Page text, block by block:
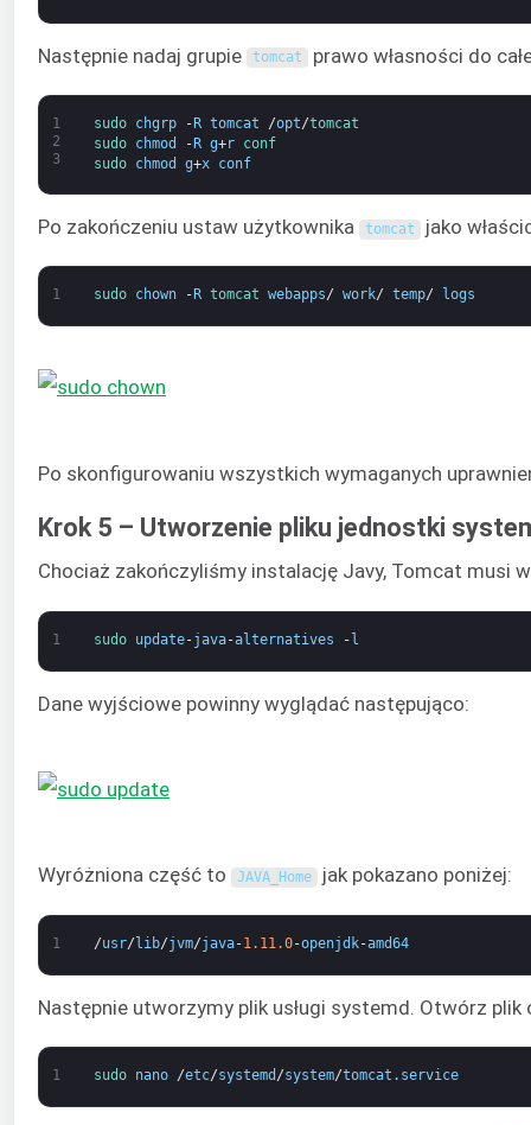
Następnie nadaj grupie tomcat prawo własności do
1
2
3
sudo chgrp - R tomcat /opt/tomcat
sudo chmod -R g+r
conf
sudo chmod g+x conf
Po zakończeniu ustaw użytkownika tomcat jako
1 sudo chown - R tomcat webapps/ work/ temp/ logs
Po skonfigurowaniu wszystkich wymaganych
Krok 5 – Utworzenie pliku jednostki
Chociaż zakończyliśmy instalację Javy, Tomcat musi
1 sudo update-java-alternatives -l
Dane wyjściowe powinny wyglądać następująco:
Wyróżniona część to JAVA_Home jak pokazano poniżej:
1 /usr/lib/jvm/java-1.11.0-openjdk-amd64
Następnie utworzymy plik usługi systemd. Otwórz plik
1 sudo nano /etc/systemd /system/tomcat . service